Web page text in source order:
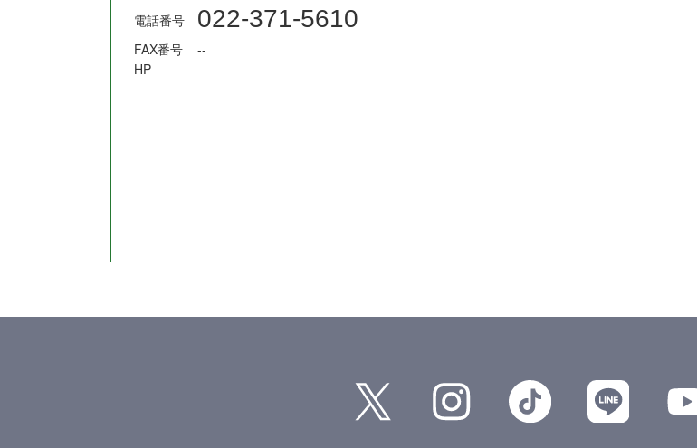
電話番号
022-371-5610
FAX番号
--
HP